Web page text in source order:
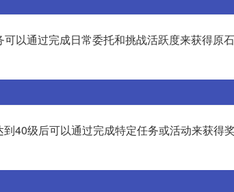
以通过完成日常委托和挑战活跃度来获得原
40级后可以通过完成特定任务或活动来获得